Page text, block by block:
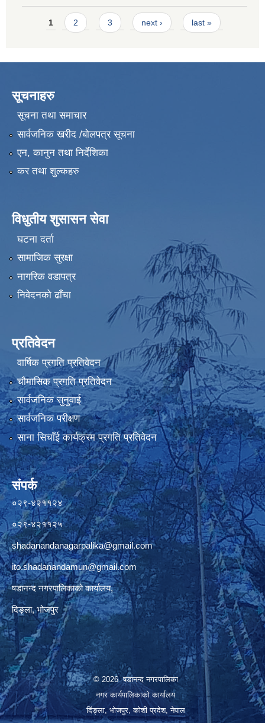
Pages
1 2 3 next › last »
सूचनाहरु
सूचना तथा समाचार
सार्वजनिक खरीद /बोलपत्र सूचना
एन, कानुन तथा निर्देशिका
कर तथा शुल्कहरु
विधुतीय शुसासन सेवा
घटना दर्ता
सामाजिक सुरक्षा
नागरिक वडापत्र
निवेदनको ढाँचा
प्रतिवेदन
वार्षिक प्रगति प्रतिवेदन
चौमासिक प्रगति प्रतिवेदन
सार्वजनिक सुनुवाई
सार्वजनिक परीक्षण
साना सिचाँई कार्यक्रम प्रगति प्रतिवेदन
संपर्क
०२९-४२११२४
०२९-४२११२५
shadanandanagarpalika@gmail.com
ito.shadanandamun@gmail.com
षडानन्द नगरपालिकाको कार्यालय,
दिङ्ला, भोजपुर
© 2026 षडानन्द नगरपालिका
नगर कार्यपालिकाको कार्यालय
दिंङ्ला, भोजपुर, कोशी प्रदेश, नेपाल